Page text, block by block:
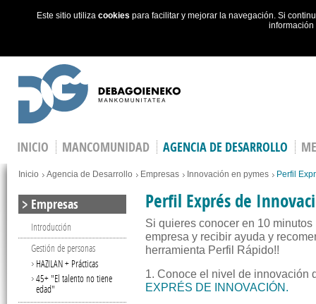
Este sitio utiliza cookies para facilitar y mejorar la navegación. Si
INICIO MANCOMUNIDAD AGENCIA DE DESARROLLO
You are here
Inicio Agencia de Desarrollo Empresas Innovación en pymes Perfil
Perfil Exprés de
Si quieres conocer en 10
empresa y recibir ayuda y
herramienta Perfil Rápido!!
1. Conoce el nivel de innovación
EXPRÉS DE INNOVACIÓN.
Empresas
Introducción
Gestión de personas
HAZILAN + Prácticas
45+ "El talento no tiene
edad"